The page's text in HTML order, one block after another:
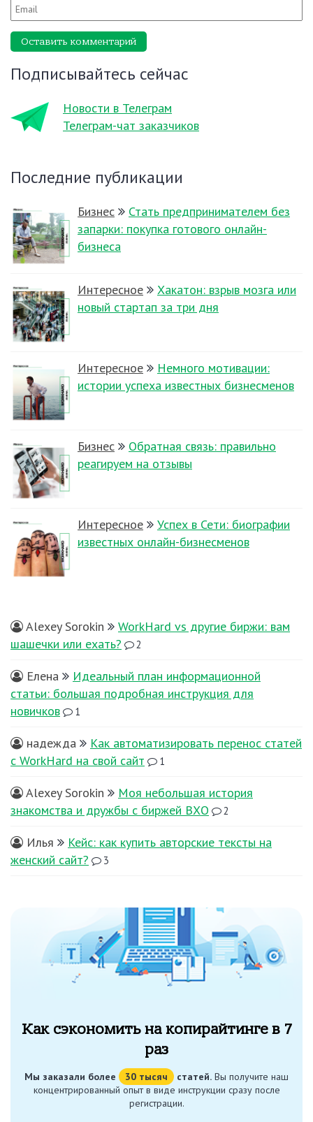
Оставить комментарий
Подписывайтесь сейчас
Новости в Телеграм
Телеграм-чат заказчиков
Последние публикации
Бизнес
Стать предпринимателем без
запарки: покупка готового онлайн-
бизнеса
Интересное
Хакатон: взрыв мозга или
новый стартап за три дня
Интересное
Немного мотивации:
истории успеха известных бизнесменов
Бизнес
Обратная связь: правильно
реагируем на отзывы
Интересное
Успех в Сети: биографии
известных онлайн-бизнесменов
Alexey Sorokin
WorkHard vs другие биржи: вам
шашечки или ехать?
2
Елена
Идеальный план информационной
статьи: большая подробная инструкция для
новичков
1
надежда
Как автоматизировать перенос статей
с WorkHard на свой сайт
1
Alexey Sorokin
Моя небольшая история
знакомства и дружбы с биржей ВХО
2
Илья
Кейс: как купить авторские тексты на
женский сайт?
3
Как сэкономить на копирайтинге в 7
раз
Мы заказали более 30 тысяч статей. Вы получите наш
концентрированный опыт в виде инструкции сразу после
регистрации.